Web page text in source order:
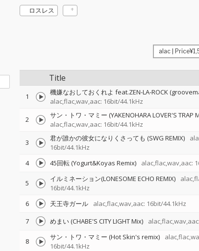
ロスレス
Title
1
機嫌なおしておくれよ feat.ZEN-LA-ROCK
alac,flac,wav,aac: 16bit/44.1kHz
2
サン・トワ・マミー (YAKENOHARA LOVER'S TRAP
alac,flac,wav,aac: 16bit/44.1kHz
3 君が誰かの彼女になりくさっても (SWG REMIX)
16bit/44.1kHz
4 45回転 (Yogurt&Koyas Remix) alac,flac,wav,aac:
5 イルミネーション(LONESOME ECHO REMIX)
16bit/44.1kHz
6 天王寺ガール alac,flac,wav,aac: 16bit/44.1kHz
7
めまい (CHABE'S CITY LIGHT Mix)
8 サン・トワ・マミー (Hot Skin's remix)
16bit/44.1kHz